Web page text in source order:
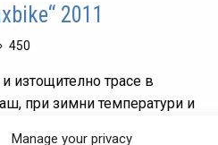
Manage your privacy
2011
450
изтощително трасе в
при зимни температури и